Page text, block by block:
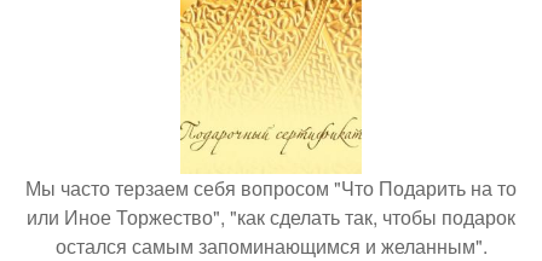
Мы часто терзаем себя вопросом "Что Подарить на то
или Иное Торжество", "как сделать так, чтобы подарок
остался самым запоминающимся и желанным".